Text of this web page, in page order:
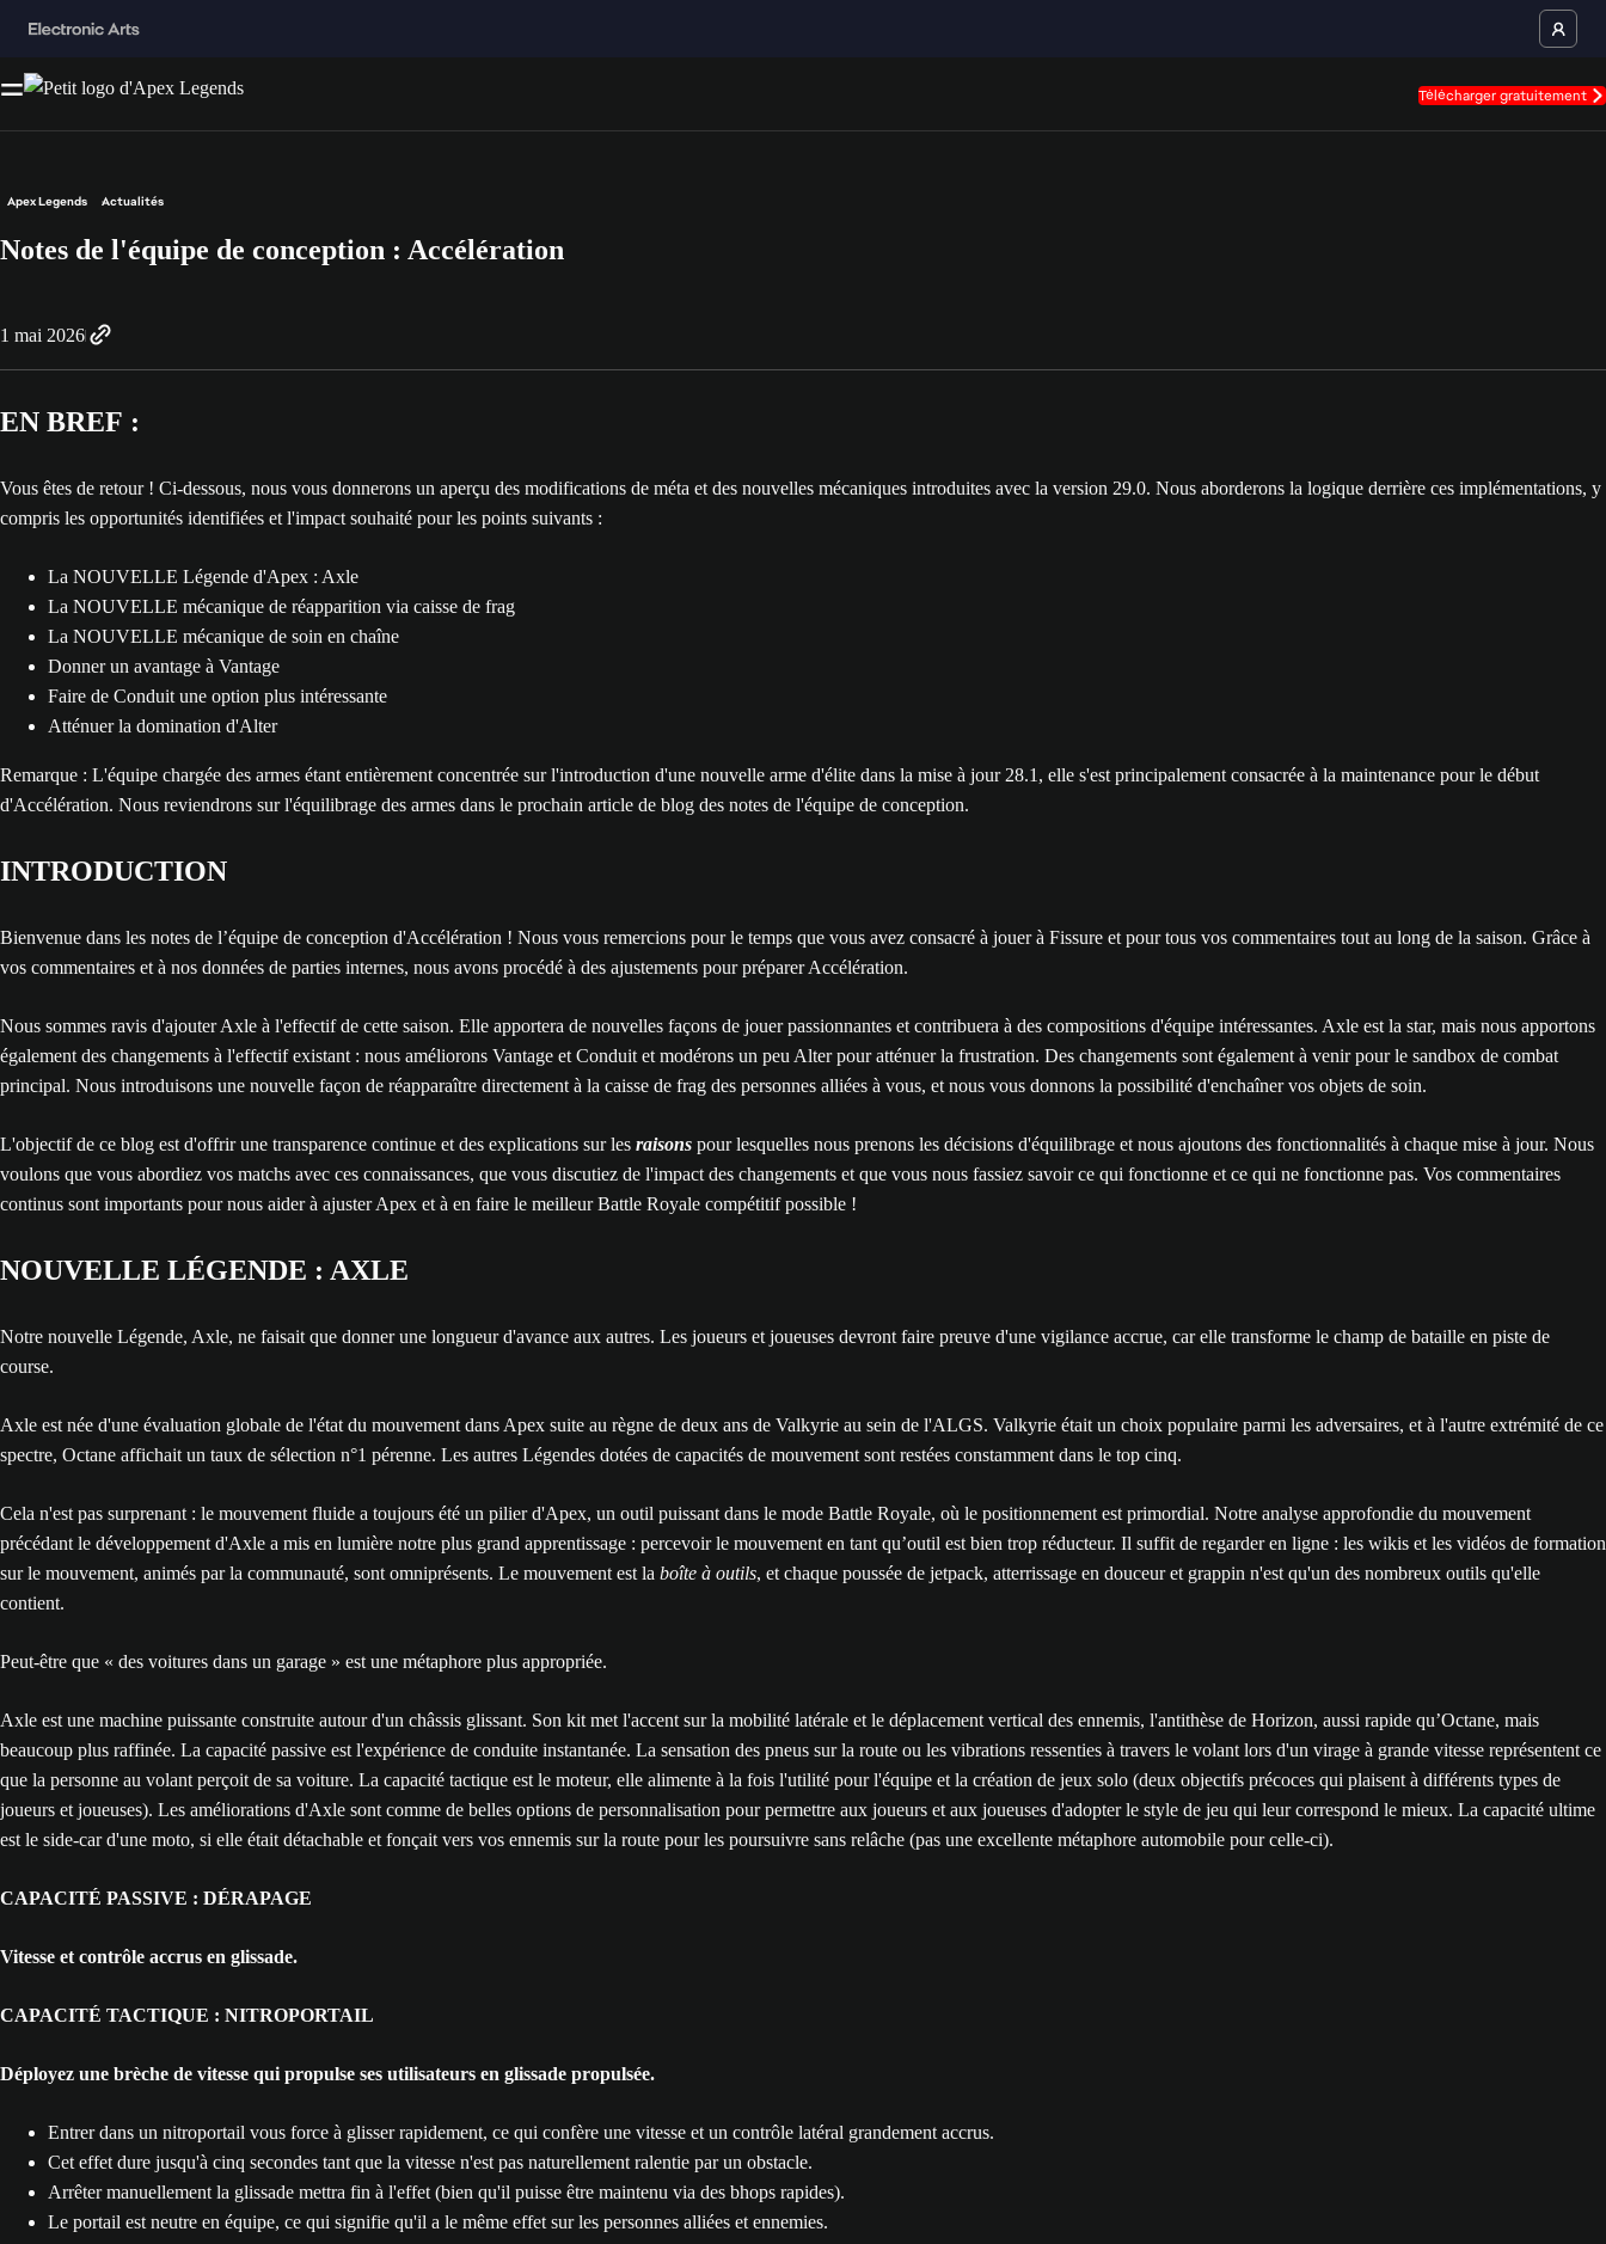
Télécharger gratuitement
Apex Legends Actualités
Notes de l'équipe de conception : Accélération
1 mai 2026
EN BREF :
Vous êtes de retour ! Ci-dessous, nous vous donnerons un aperçu des modifications de méta et des nouvelles mécaniques introduites avec la version 29.0. Nous aborderons la logique derrière ces implémentations, y
compris les opportunités identifiées et l'impact souhaité pour les points suivants :
La NOUVELLE Légende d'Apex : Axle
La NOUVELLE mécanique de réapparition via caisse de frag
La NOUVELLE mécanique de soin en chaîne
Donner un avantage à Vantage
Faire de Conduit une option plus intéressante
Atténuer la domination d'Alter
Remarque : L'équipe chargée des armes étant entièrement concentrée sur l'introduction d'une nouvelle arme d'élite dans la mise à jour 28.1, elle s'est principalement consacrée à la maintenance pour le début
d'Accélération. Nous reviendrons sur l'équilibrage des armes dans le prochain article de blog des notes de l'équipe de conception.
INTRODUCTION
Bienvenue dans les notes de l’équipe de conception d'Accélération ! Nous vous remercions pour le temps que vous avez consacré à jouer à Fissure et pour tous vos commentaires tout au long de la saison. Grâce à
vos commentaires et à nos données de parties internes, nous avons procédé à des ajustements pour préparer Accélération.
Nous sommes ravis d'ajouter Axle à l'effectif de cette saison. Elle apportera de nouvelles façons de jouer passionnantes et contribuera à des compositions d'équipe intéressantes. Axle est la star, mais nous apportons
également des changements à l'effectif existant : nous améliorons Vantage et Conduit et modérons un peu Alter pour atténuer la frustration. Des changements sont également à venir pour le sandbox de combat
principal. Nous introduisons une nouvelle façon de réapparaître directement à la caisse de frag des personnes alliées à vous, et nous vous donnons la possibilité d'enchaîner vos objets de soin.
L'objectif de ce blog est d'offrir une transparence continue et des explications sur les raisons pour lesquelles nous prenons les décisions d'équilibrage et nous ajoutons des fonctionnalités à chaque mise à jour. Nous
voulons que vous abordiez vos matchs avec ces connaissances, que vous discutiez de l'impact des changements et que vous nous fassiez savoir ce qui fonctionne et ce qui ne fonctionne pas. Vos commentaires
continus sont importants pour nous aider à ajuster Apex et à en faire le meilleur Battle Royale compétitif possible !
NOUVELLE LÉGENDE : AXLE
Notre nouvelle Légende, Axle, ne faisait que donner une longueur d'avance aux autres. Les joueurs et joueuses devront faire preuve d'une vigilance accrue, car elle transforme le champ de bataille en piste de
course.
Axle est née d'une évaluation globale de l'état du mouvement dans Apex suite au règne de deux ans de Valkyrie au sein de l'ALGS. Valkyrie était un choix populaire parmi les adversaires, et à l'autre extrémité de ce
spectre, Octane affichait un taux de sélection n°1 pérenne. Les autres Légendes dotées de capacités de mouvement sont restées constamment dans le top cinq.
Cela n'est pas surprenant : le mouvement fluide a toujours été un pilier d'Apex, un outil puissant dans le mode Battle Royale, où le positionnement est primordial. Notre analyse approfondie du mouvement
précédant le développement d'Axle a mis en lumière notre plus grand apprentissage : percevoir le mouvement en tant qu’outil est bien trop réducteur. Il suffit de regarder en ligne : les wikis et les vidéos de formation
sur le mouvement, animés par la communauté, sont omniprésents. Le mouvement est la boîte à outils, et chaque poussée de jetpack, atterrissage en douceur et grappin n'est qu'un des nombreux outils qu'elle
contient.
Peut-être que « des voitures dans un garage » est une métaphore plus appropriée.
Axle est une machine puissante construite autour d'un châssis glissant. Son kit met l'accent sur la mobilité latérale et le déplacement vertical des ennemis, l'antithèse de Horizon, aussi rapide qu’Octane, mais
beaucoup plus raffinée. La capacité passive est l'expérience de conduite instantanée. La sensation des pneus sur la route ou les vibrations ressenties à travers le volant lors d'un virage à grande vitesse représentent ce
que la personne au volant perçoit de sa voiture. La capacité tactique est le moteur, elle alimente à la fois l'utilité pour l'équipe et la création de jeux solo (deux objectifs précoces qui plaisent à différents types de
joueurs et joueuses). Les améliorations d'Axle sont comme de belles options de personnalisation pour permettre aux joueurs et aux joueuses d'adopter le style de jeu qui leur correspond le mieux. La capacité ultime
est le side-car d'une moto, si elle était détachable et fonçait vers vos ennemis sur la route pour les poursuivre sans relâche (pas une excellente métaphore automobile pour celle-ci).
CAPACITÉ PASSIVE : DÉRAPAGE
Vitesse et contrôle accrus en glissade.
CAPACITÉ TACTIQUE : NITROPORTAIL
Déployez une brèche de vitesse qui propulse ses utilisateurs en glissade propulsée.
Entrer dans un nitroportail vous force à glisser rapidement, ce qui confère une vitesse et un contrôle latéral grandement accrus.
Cet effet dure jusqu'à cinq secondes tant que la vitesse n'est pas naturellement ralentie par un obstacle.
Arrêter manuellement la glissade mettra fin à l'effet (bien qu'il puisse être maintenu via des bhops rapides).
Le portail est neutre en équipe, ce qui signifie qu'il a le même effet sur les personnes alliées et ennemies.